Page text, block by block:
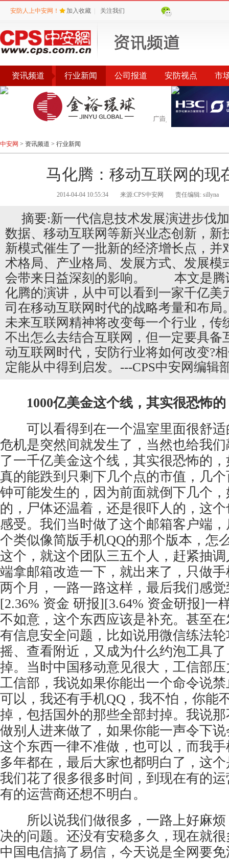
安防人上中安网！ 加入收藏 关注我们
资讯频道 行业新闻 公司报道 安防视点 市
公告 评选 榜单
中安网 > 资讯频道 > 行业新闻
马化腾：移动互联网的现
2014-04-04 10:55:34 来源:CPS中安网 责任编辑: sillyna
摘要:新一代信息技术发展演进步伐
数据、移动互联网等新兴业态创新，新
新模式催生了一批新的经济增长点，并
术格局、产业格局、发展方式、发展模
会带来日益深刻的影响。 本文是腾
化腾的演讲，从中可以看到一家千亿美
司在移动互联网时代的战略考量和布局
未来互联网精神将改变每一个行业，传
不出怎么去结合互联网，但一定要具备
动互联网时代，安防行业将如何改变?
定能从中得到启发。---CPS中安网编辑
1000亿美金这个线，其实很恐怖的
可以看得到在一个温室里面很舒适
危机是突然间就发生了，当然也给我
了一千亿美金这个线，其实很恐怖的
真的能跌到只剩下几个点的市值，几
钟可能发生的，因为前面就倒下几个
的，尸体还温着，还是很吓人的，这
感受。我们当时做了这个邮箱客户端
个类似像简版手机QQ的那个版本，怎
这个，就这个团队三五个人，赶紧抽
端拿邮箱改造一下，就出来了，只做
两个月，一路一路这样，最后我们感
[2.36% 资金 研报][3.64% 资金研报]一
不如意，这个东西应该是补充。甚至
有信息安全问题，比如说用微信练法
摇、查看附近，又成为什么约泡工具
掉。当时中国移动意见很大，工信部
工信部，我说如果你能出一个命令说
可以，我还有手机QQ，我不怕，你能
掉，包括国外的那些全部封掉。我说
做别人进来做了，如果你能一声令下
这个东西一律不准做，也可以，而我
多年都在，最后大家也都明白了，这
我们花了很多很多时间，到现在有的
有的运营商还想不明白。
所以说我们做很多，一路上好麻烦
决的问题。还没有安稳多久，现在就
中国电信搞了易信，今天说是全网要